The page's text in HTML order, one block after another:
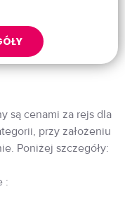
są cenami za rejs dla
przy założeniu
Poniżej szczegóły:
: